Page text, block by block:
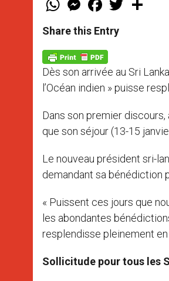
t
s
p
p
e
s
e
g
e
r
a
e
b
k
w
Share this Entry
Dès son arrivée au Sri
l’Océan indien » puisse
Dans son premier discours,
que son séjour (13-15
Le nouveau président sri-
demandant sa bénédiction
« Puissent ces jours que
les abondantes
resplendisse pleinement
Sollicitude pour tous les